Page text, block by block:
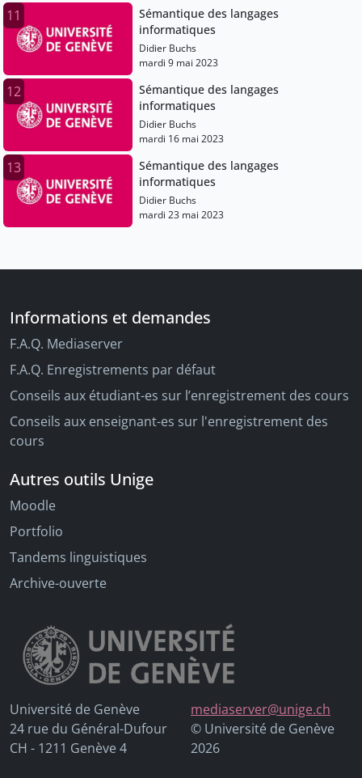
11
Sémantique des langages
informatiques
Didier Buchs
mardi 9 mai 2023
12
Sémantique des langages
informatiques
Didier Buchs
mardi 16 mai 2023
13
Sémantique des langages
informatiques
Didier Buchs
mardi 23 mai 2023
Informations et demandes
F.A.Q. Mediaserver
F.A.Q. Enregistrements par défaut
Conseils aux étudiant-es sur l’enregistrement des cours
Conseils aux enseignant-es sur l'enregistrement des
cours
Autres outils Unige
Moodle
Portfolio
Tandems linguistiques
Archive-ouverte
Université de Genève
24 rue du Général-Dufour
CH - 1211 Genève 4
mediaserver@unige.ch
© Université de Genève
2026